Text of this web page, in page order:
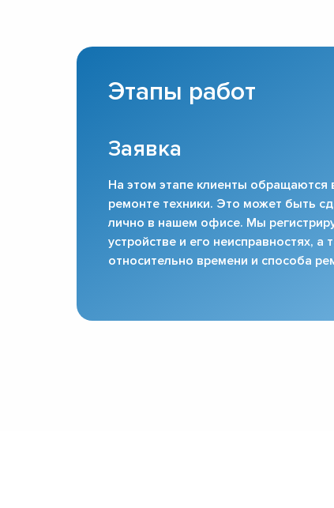
Этапы работ
Заявка
На этом этапе клиенты обращаются
ремонте техники. Это может быть
лично в нашем офисе. Мы
устройстве и его неисправностях,
относительно времени и способа